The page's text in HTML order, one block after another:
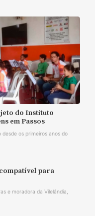
do Instituto
em Passos
os primeiros anos do
para
e moradora da Vilelândia,